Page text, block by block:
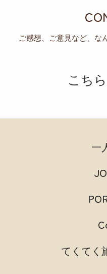
ご感想、ご意見など、な
こち
一
てくてく